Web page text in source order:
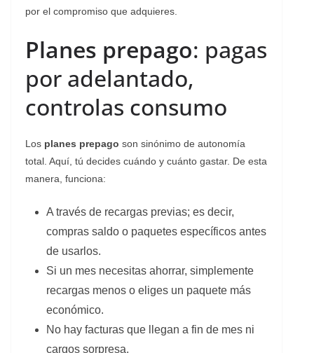
por el compromiso que adquieres.
Planes prepago: pagas
por adelantado,
controlas consumo
Los planes prepago son sinónimo de autonomía
total. Aquí, tú decides cuándo y cuánto gastar. De esta
manera, funciona:
A través de recargas previas; es decir,
compras saldo o paquetes específicos antes
de usarlos.
Si un mes necesitas ahorrar, simplemente
recargas menos o eliges un paquete más
económico.
No hay facturas que llegan a fin de mes ni
cargos sorpresa.